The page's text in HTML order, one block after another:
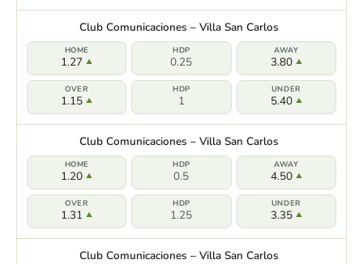
Club Comunicaciones – Villa San Carlos
1.27 0.25 3.80
1.15 1 5.40
Club Comunicaciones – Villa San Carlos
1.20 0.5 4.50
1.31 1.25 3.35
Club Comunicaciones – Villa San Carlos